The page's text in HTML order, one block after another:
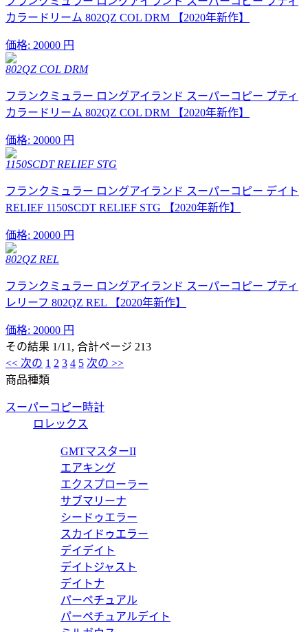
カラードリーム 802QZ COL DRM 【2020年新作】
価格: 20000 円
802QZ COL DRM
フランクミュラー ロングアイランド スーパーコピー プティ
カラードリーム 802QZ COL DRM 【2020年新作】
価格: 20000 円
1150SCDT RELIEF STG
フランクミュラー ロングアイランド スーパーコピー デイト
RELIEF 1150SCDT RELIEF STG 【2020年新作】
価格: 20000 円
802QZ REL
フランクミュラー ロングアイランド スーパーコピー プティ
レリーフ 802QZ REL 【2020年新作】
価格: 20000 円
その結果 1/11, 合計ページ 213
<< 次の 1 2 3 4 5 次の >>
商品種類
スーパーコピー時計
ロレックス
GMTマスターII
エアキング
エクスプローラー
サブマリーナ
シードゥエラー
スカイドゥエラー
デイデイト
デイトジャスト
デイトナ
パーペチュアル
パーペチュアルデイト